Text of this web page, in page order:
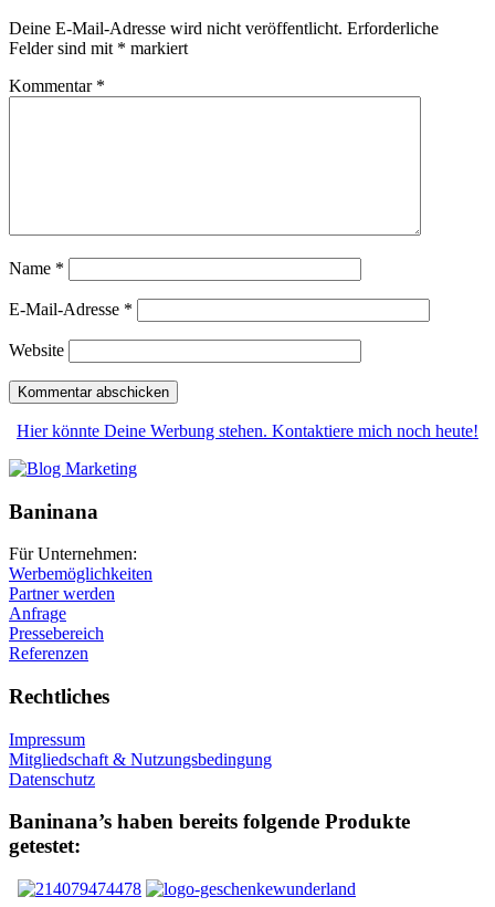
Deine E-Mail-Adresse wird nicht veröffentlicht. Erforderliche
Felder sind mit * markiert
Kommentar *
Name *
E-Mail-Adresse *
Website
Hier könnte Deine Werbung stehen. Kontaktiere mich noch heute!
Baninana
Für Unternehmen:
Werbemöglichkeiten
Partner werden
Anfrage
Pressebereich
Referenzen
Rechtliches
Impressum
Mitgliedschaft & Nutzungsbedingung
Datenschutz
Baninana’s haben bereits folgende Produkte
getestet: